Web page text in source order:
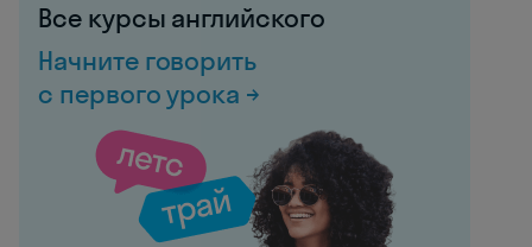
Все курсы английского
Начните говорить
с первого урока →